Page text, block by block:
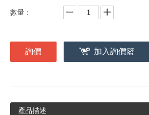
數量：
詢價 加入詢價籃
產品描述